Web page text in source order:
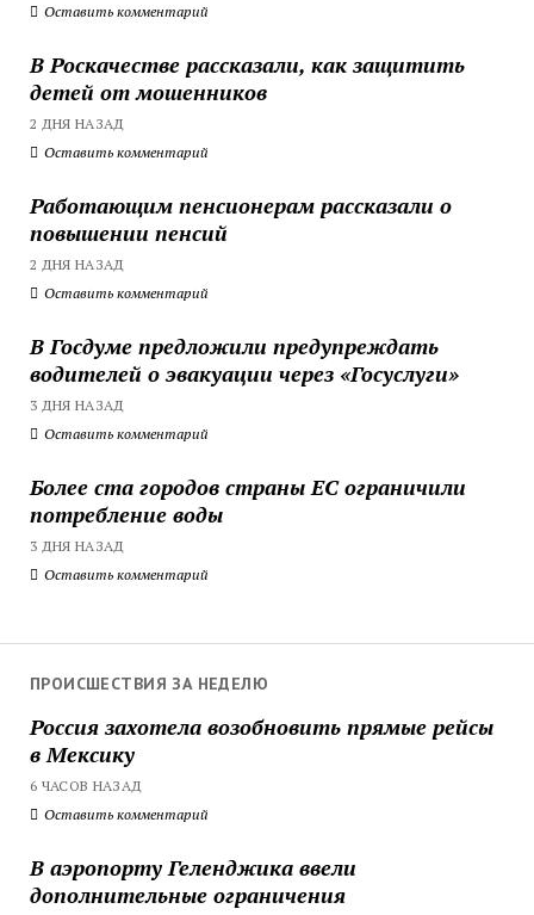
Оставить комментарий
В Роскачестве рассказали, как защитить
детей от мошенников
2 ДНЯ НАЗАД
Оставить комментарий
Работающим пенсионерам рассказали о
повышении пенсий
2 ДНЯ НАЗАД
Оставить комментарий
В Госдуме предложили предупреждать
водителей о эвакуации через «Госуслуги»
3 ДНЯ НАЗАД
Оставить комментарий
Более ста городов страны ЕС ограничили
потребление воды
3 ДНЯ НАЗАД
Оставить комментарий
ПРОИСШЕСТВИЯ ЗА НЕДЕЛЮ
Россия захотела возобновить прямые рейсы
в Мексику
6 ЧАСОВ НАЗАД
Оставить комментарий
В аэропорту Геленджика ввели
дополнительные ограничения